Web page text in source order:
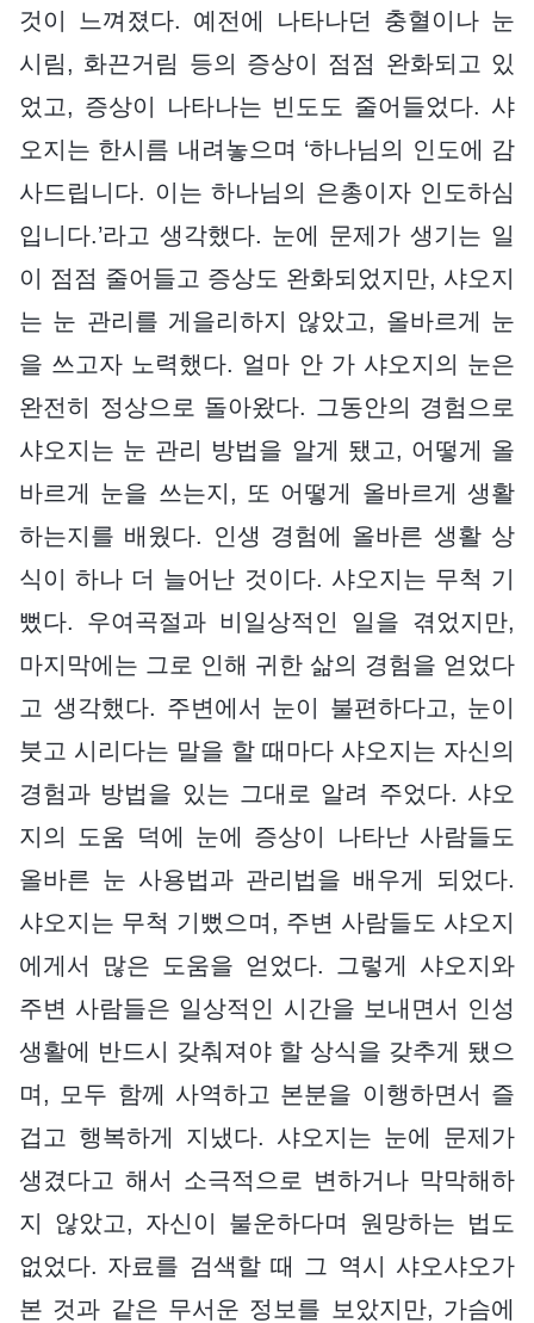
것이 느껴졌다. 예전에 나타나던 충혈이나 눈
시림, 화끈거림 등의 증상이 점점 완화되고 있
었고, 증상이 나타나는 빈도도 줄어들었다. 샤
오지는 한시름 내려놓으며 ‘하나님의 인도에 감
사드립니다. 이는 하나님의 은총이자 인도하심
입니다.’라고 생각했다. 눈에 문제가 생기는 일
이 점점 줄어들고 증상도 완화되었지만, 샤오지
는 눈 관리를 게을리하지 않았고, 올바르게 눈
을 쓰고자 노력했다. 얼마 안 가 샤오지의 눈은
완전히 정상으로 돌아왔다. 그동안의 경험으로
샤오지는 눈 관리 방법을 알게 됐고, 어떻게 올
바르게 눈을 쓰는지, 또 어떻게 올바르게 생활
하는지를 배웠다. 인생 경험에 올바른 생활 상
식이 하나 더 늘어난 것이다. 샤오지는 무척 기
뻤다. 우여곡절과 비일상적인 일을 겪었지만,
마지막에는 그로 인해 귀한 삶의 경험을 얻었다
고 생각했다. 주변에서 눈이 불편하다고, 눈이
붓고 시리다는 말을 할 때마다 샤오지는 자신의
경험과 방법을 있는 그대로 알려 주었다. 샤오
지의 도움 덕에 눈에 증상이 나타난 사람들도
올바른 눈 사용법과 관리법을 배우게 되었다.
샤오지는 무척 기뻤으며, 주변 사람들도 샤오지
에게서 많은 도움을 얻었다. 그렇게 샤오지와
주변 사람들은 일상적인 시간을 보내면서 인성
생활에 반드시 갖춰져야 할 상식을 갖추게 됐으
며, 모두 함께 사역하고 본분을 이행하면서 즐
겁고 행복하게 지냈다. 샤오지는 눈에 문제가
생겼다고 해서 소극적으로 변하거나 막막해하
지 않았고, 자신이 불운하다며 원망하는 법도
없었다. 자료를 검색할 때 그 역시 샤오샤오가
본 것과 같은 무서운 정보를 보았지만, 가슴에